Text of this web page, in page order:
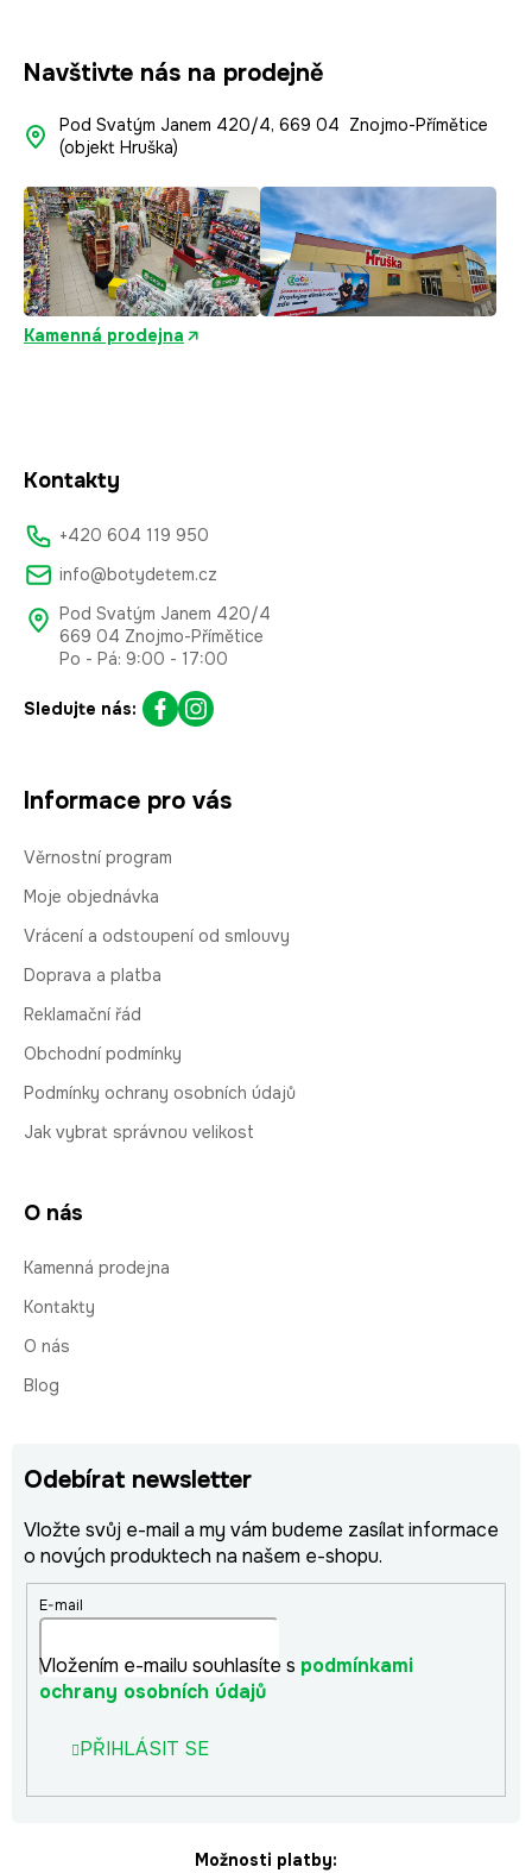
Navštivte nás na prodejně
Pod Svatým Janem 420/4, 669 04 Znojmo-Přímětice
(objekt Hruška)
Kamenná prodejna
Kontakty
+420 604 119 950
info@botydetem.cz
Pod Svatým Janem 420/4
669 04 Znojmo-Přímětice
Po - Pá: 9:00 - 17:00
Sledujte nás:
Informace pro vás
Věrnostní program
Moje objednávka
Vrácení a odstoupení od smlouvy
Doprava a platba
Reklamační řád
Obchodní podmínky
Podmínky ochrany osobních údajů
Jak vybrat správnou velikost
O nás
Kamenná prodejna
Kontakty
O nás
Blog
Odebírat newsletter
Vložte svůj e-mail a my vám budeme zasílat informace
o nových produktech na našem e-shopu.
E-mail
Vložením e-mailu souhlasíte s podmínkami
ochrany osobních údajů
PŘIHLÁSIT SE
Možnosti platby: